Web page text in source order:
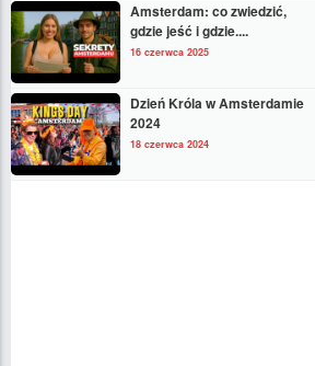
Amsterdam: co zwiedzić,
gdzie jeść i gdzie....
16 czerwca 2025
Dzień Króla w Amsterdamie
2024
18 czerwca 2024